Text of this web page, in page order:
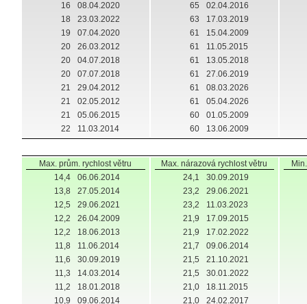
16
08.04.2020
18
23.03.2022
19
07.04.2020
20
26.03.2012
20
04.07.2018
20
07.07.2018
21
29.04.2012
21
02.05.2012
21
05.06.2015
22
11.03.2014
65
02.04.2016
63
17.03.2019
61
15.04.2009
61
11.05.2015
61
13.05.2018
61
27.06.2019
61
08.03.2026
61
05.04.2026
60
01.05.2009
60
13.06.2009
Max. prům. rychlost větru
14,4
06.06.2014
13,8
27.05.2014
12,5
29.06.2021
12,2
26.04.2009
12,2
18.06.2013
11,8
11.06.2014
11,6
30.09.2019
11,3
14.03.2014
11,2
18.01.2018
10,9
09.06.2014
Max. nárazová rychlost větru
24,1
30.09.2019
23,2
29.06.2021
23,2
11.03.2023
21,9
17.09.2015
21,9
17.02.2022
21,7
09.06.2014
21,5
21.10.2021
21,5
30.01.2022
21,0
18.11.2015
21,0
24.02.2017